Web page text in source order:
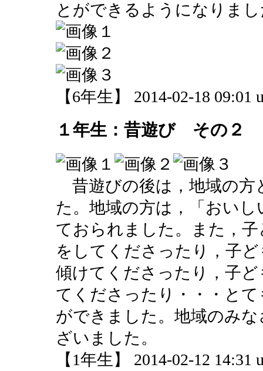
とができるようになりま
【6年生】 2014-02-18 09:01
１年生：昔遊び その２
昔遊びの後は，地域の方
た。地域の方は，「おい
ておられました。また，
をしてくださったり，子
傾けてくださったり，子
てくださったり・・・と
ができました。地域のみ
ざいました。
【1年生】 2014-02-12 14:31